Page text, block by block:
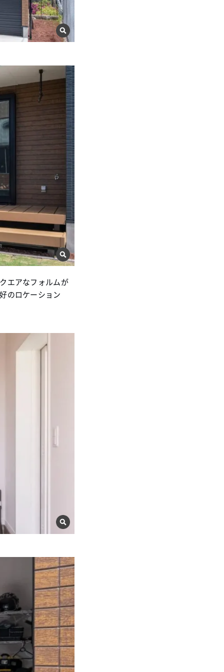
エアなフォルムが
のロケーション